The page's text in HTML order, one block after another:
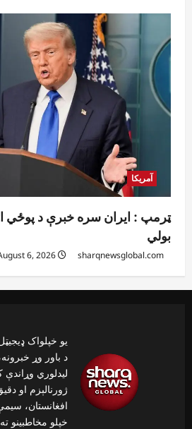
آمریکا
ټرمپ : ایران سره خبرې د پوځي
بولي
sharqnewsglobal.com
یو خپلواک
د باور وړ
لیدلوري
ژورنالېزم او
افغانستان،
خپلو مخاطبینو